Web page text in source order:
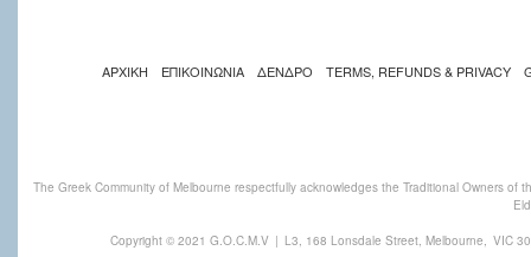
ΑΡΧΙΚΗ ΕΠΙΚΟΙΝΩΝΙΑ ΔΕΝΔΡΟ TERMS, REFUNDS & PRIVACY
The Greek Community of Melbourne respectfully acknowledges the Traditional Owners
Copyright © 2021 G.O.C.M.V | L3, 168 Lonsdale Street, Melbourne, VIC